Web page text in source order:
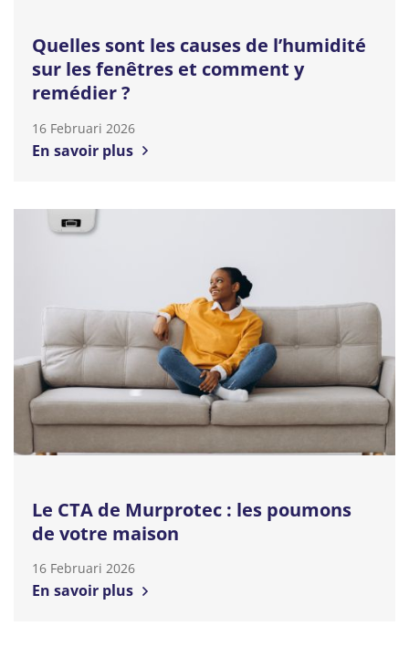
Quelles sont les causes de l’humidité
sur les fenêtres et comment y
remédier ?
16 Februari 2026
En savoir plus
Le CTA de Murprotec : les poumons
de votre maison
16 Februari 2026
En savoir plus